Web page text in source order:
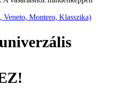
Montero, Klasszika)